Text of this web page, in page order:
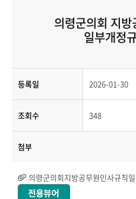
의령군의회 지
일부개정
등록일 2026-01-30
조회수 348
첨부
의령군의회지방공무원인사규칙